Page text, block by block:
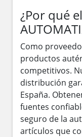
¿Por qué
Como
productos
competitivos.
distribución
España.
fuentes
seguro de la
artículos que